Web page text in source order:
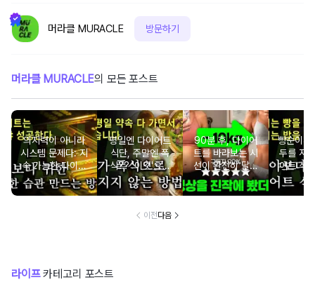
머라클 MURACLE 방문하기
머라클 MURACLE의 모든 포스트
의지력이 아니라
시스템 문제다: 지
속 가능한 다이어
트 습관 7단계
평일엔 다이어트
식단, 주말엔 폭
식?? '이것'으로
벗어나세요.
90분 후, 다이어
트를 바라보는 시
선이 완전히 달라
집니다
빵순이&
두를 저격할
어트 식
가
이전다음
라이프카테고리 포스트